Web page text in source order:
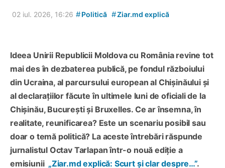
02 iul. 2026, 16:26 #Politică #Ziar.md explică
Ideea Unirii Republicii Moldova cu România revine tot
mai des în dezbaterea publică, pe fondul războiului
din Ucraina, al parcursului european al Chișinăului și
al declarațiilor făcute în ultimele luni de oficiali de la
Chișinău, București și Bruxelles. Ce ar însemna, în
realitate, reunificarea? Este un scenariu posibil sau
doar o temă politică? La aceste întrebări răspunde
jurnalistul Octav Tarlapan într-o nouă ediție a
emisiunii „Ziar.md explică: Scurt și clar despre…”.